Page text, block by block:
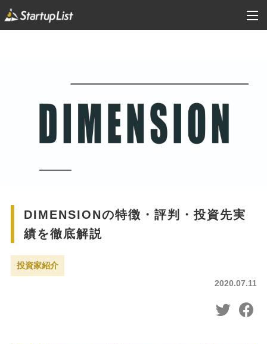
DIMENSIONの特徴・評判・投資先実
績を徹底解説
投資家紹介
2020.07.11